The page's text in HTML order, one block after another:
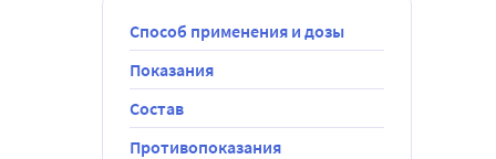
Способ применения и дозы
Показания
Состав
Противопоказания